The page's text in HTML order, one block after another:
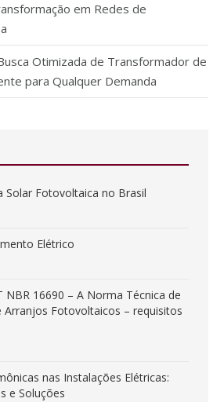
em Redes de
Otimizada de Transformador de
para Qualquer Demanda
Solar Fotovoltaica no Brasil
Elétrico
NBR 16690 – A Norma Técnica de
Arranjos Fotovoltaicos – requisitos
nas Instalações Elétricas:
e Soluções